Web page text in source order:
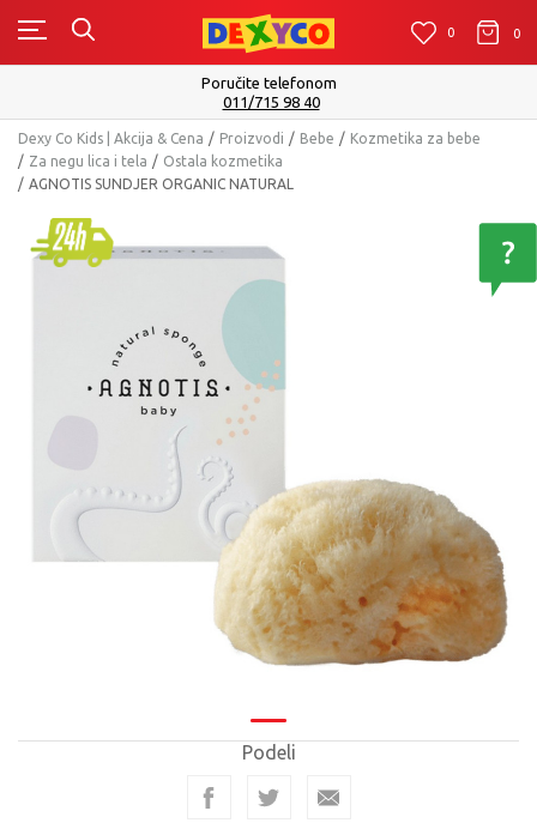
0 0 0
Poručite telefonom
011/715 98 40
Dexy Co Kids | Akcija & Cena Proizvodi Bebe
Kozmetika za bebe
Za negu lica i tela
Ostala kozmetika
AGNOTIS SUNDJER ORGANIC NATURAL
Podeli